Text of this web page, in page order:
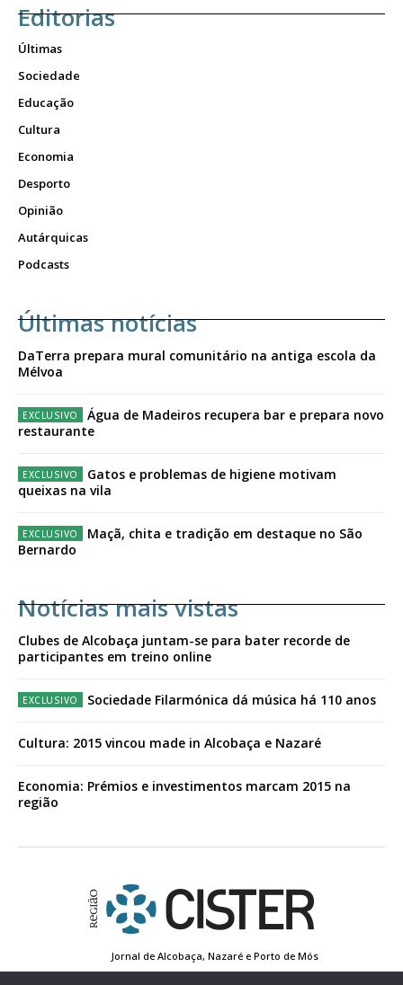
Editorias
Últimas
Sociedade
Educação
Cultura
Economia
Desporto
Opinião
Autárquicas
Podcasts
Últimas notícias
DaTerra prepara mural comunitário na antiga escola da
Mélvoa
Água de Madeiros recupera bar e prepara novo
restaurante
Gatos e problemas de higiene motivam
queixas na vila
Maçã, chita e tradição em destaque no São
Bernardo
Notícias mais vistas
Clubes de Alcobaça juntam-se para bater recorde de
participantes em treino online
Sociedade Filarmónica dá música há 110 anos
Cultura: 2015 vincou made in Alcobaça e Nazaré
Economia: Prémios e investimentos marcam 2015 na
região
Jornal de Alcobaça, Nazaré e Porto de Mós